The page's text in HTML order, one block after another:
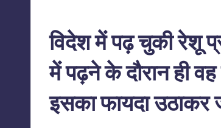
विदेश में पढ़ चुकी रेशू
में पढ़ने के दौरान ही
इसका फायदा उठाकर